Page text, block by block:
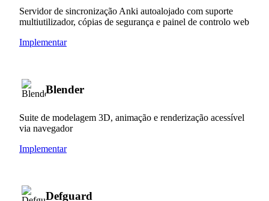
Servidor de sincronização Anki autoalojado com suporte
multiutilizador, cópias de segurança e painel de controlo web
Implementar
Blender
Suite de modelagem 3D, animação e renderização acessível
via navegador
Implementar
Defguard